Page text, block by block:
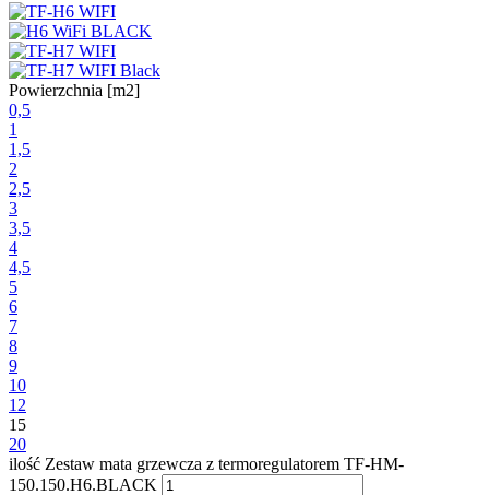
Powierzchnia [m2]
0,5
1
1,5
2
2,5
3
3,5
4
4,5
5
6
7
8
9
10
12
15
20
ilość Zestaw mata grzewcza z termoregulatorem TF-HM-
150.150.H6.BLACK